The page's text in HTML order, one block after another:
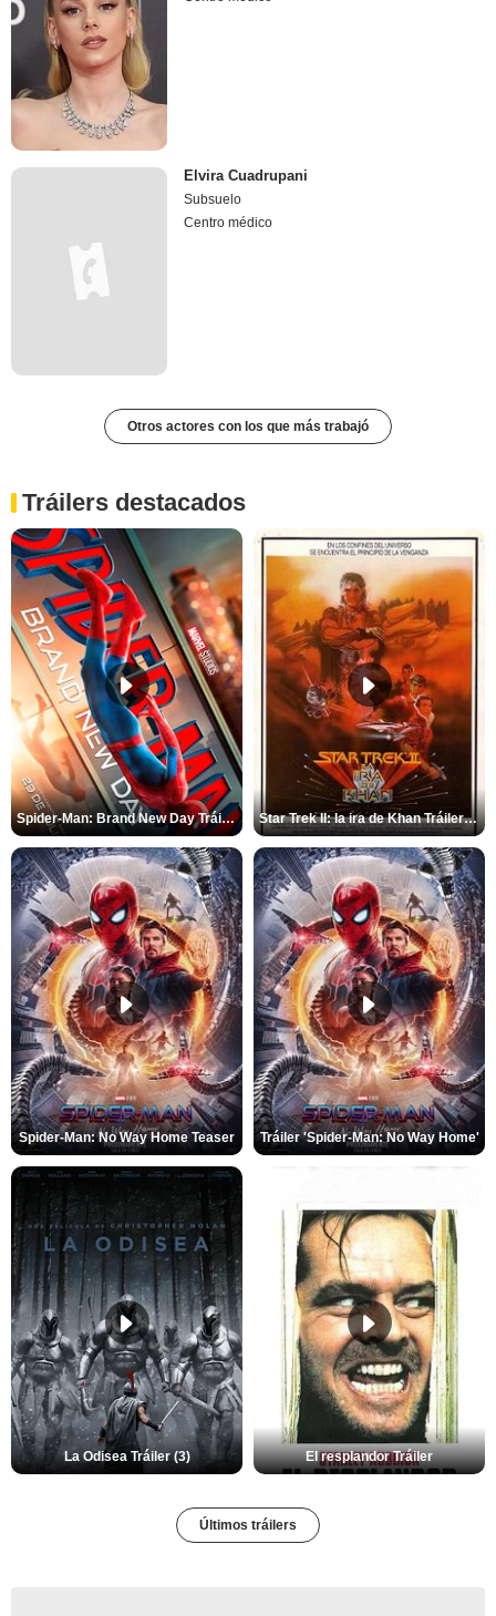
Elvira Cuadrupani
Subsuelo
Centro médico
Otros actores con los que más trabajó
Tráilers destacados
Spider-Man: Brand New Day Tráiler (3) Star Trek II: la ira de Khan Tráiler VO
Spider-Man: No Way Home Teaser Tráiler 'Spider-Man: No Way Home'
La Odisea Tráiler (3) El resplandor Tráiler
Últimos tráilers